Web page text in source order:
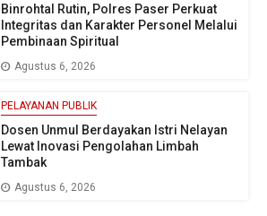
Binrohtal Rutin, Polres Paser Perkuat
Integritas dan Karakter Personel Melalui
Pembinaan Spiritual
Agustus 6, 2026
PELAYANAN PUBLIK
Dosen Unmul Berdayakan Istri Nelayan
Lewat Inovasi Pengolahan Limbah
Tambak
Agustus 6, 2026